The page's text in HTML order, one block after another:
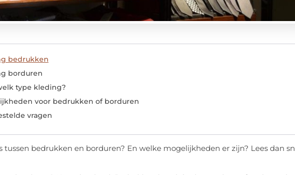
bedrukken
borduren
type kleding?
voor bedrukken of borduren
vragen
bedrukken en borduren? En welke mogelijkheden er zijn? Lees dan